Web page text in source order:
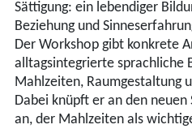
Sättigung: ein lebendiger
Beziehung und
Der Workshop gibt konkrete
alltagsintegrierte sprachliche
Mahlzeiten, Raumgestaltung
Dabei knüpft er an den neuen
an, der Mahlzeiten als